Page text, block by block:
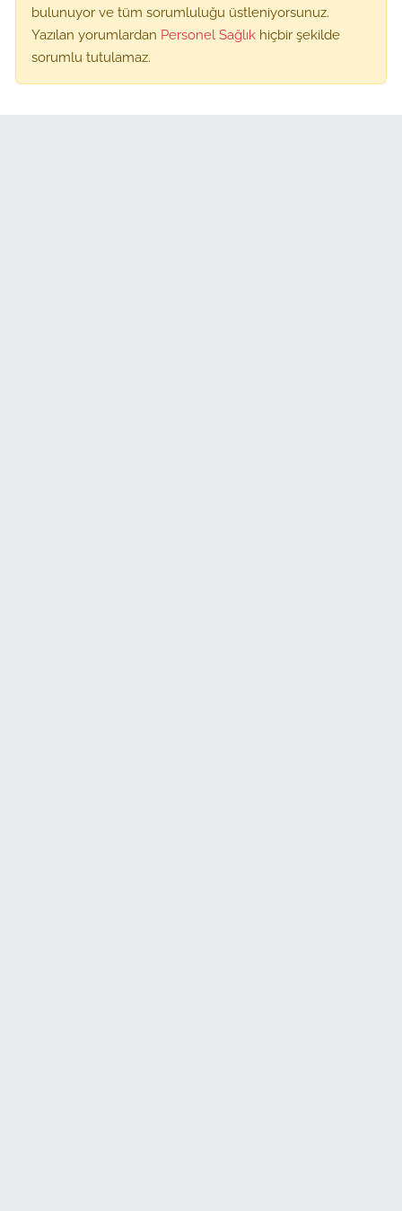
bulunuyor ve tüm sorumluluğu üstleniyorsunuz.
Yazılan yorumlardan Personel Sağlık hiçbir şekilde
sorumlu tutulamaz.